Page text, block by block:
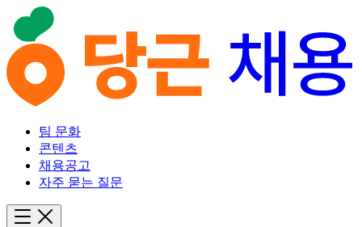
팀 문화
콘텐츠
채용공고
자주 묻는 질문